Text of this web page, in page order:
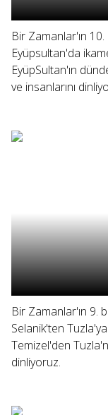
Bir Zamanlar'ın
Eyüpsultan'da
EyüpSultan'ın
ve insanlarını
Bir Zamanlar'ın 9.
Selanik'ten
Temizel'den
dinliyoruz.